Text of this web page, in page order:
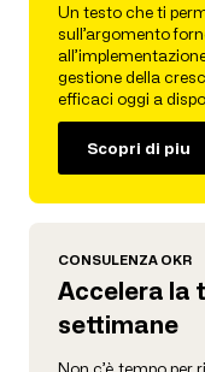
Un testo che ti
sull’argomento
gestione della
efficaci oggi a
Scopri di piu
CONSULENZA OKR
Accelera la
settimane